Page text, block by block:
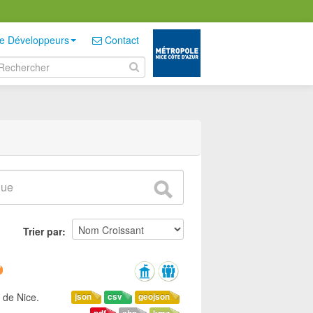
Développeurs Contact
Trier par
geojson
csv
json
Nice.